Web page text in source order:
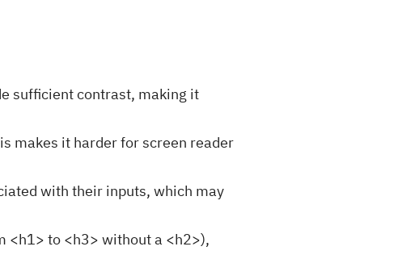
sufficient contrast, making it
makes it harder for screen reader
with their inputs, which may
<h1> to <h3> without a <h2>),